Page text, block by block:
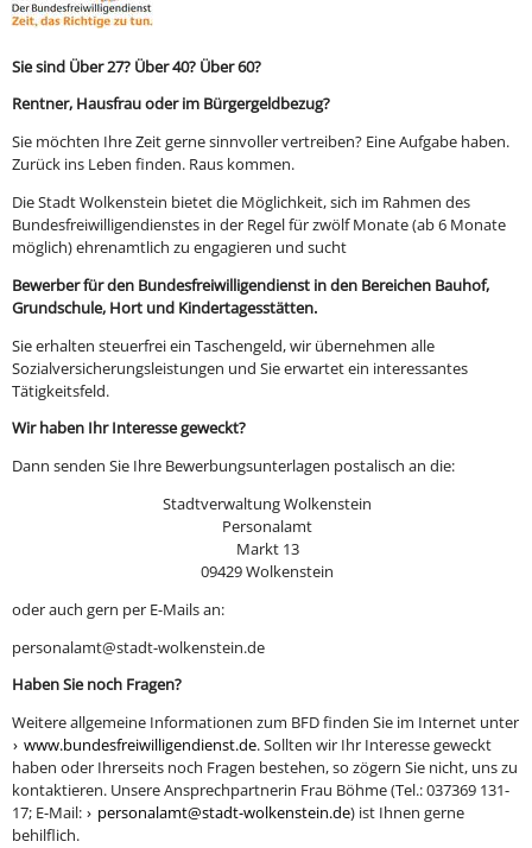
Sie sind Über 27? Über 40? Über 60?
Rentner, Hausfrau oder im Bürgergeldbezug?
Sie möchten Ihre Zeit gerne sinnvoller vertreiben? Eine Aufgabe haben.
Zurück ins Leben finden. Raus kommen.
Die Stadt Wolkenstein bietet die Möglichkeit, sich im Rahmen des
Bundesfreiwilligendienstes in der Regel für zwölf Monate (ab 6 Monate
möglich) ehrenamtlich zu engagieren und sucht
Bewerber für den Bundesfreiwilligendienst in den Bereichen Bauhof,
Grundschule, Hort und Kindertagesstätten.
Sie erhalten steuerfrei ein Taschengeld, wir übernehmen alle
Sozialversicherungsleistungen und Sie erwartet ein interessantes
Tätigkeitsfeld.
Wir haben Ihr Interesse geweckt?
Dann senden Sie Ihre Bewerbungsunterlagen postalisch an die:
Stadtverwaltung Wolkenstein
Personalamt
Markt 13
09429 Wolkenstein
oder auch gern per E-Mails an:
personalamt@stadt-wolkenstein.de
Haben Sie noch Fragen?
Weitere allgemeine Informationen zum BFD finden Sie im Internet unter
www.bundesfreiwilligendienst.de. Sollten wir Ihr Interesse geweckt
haben oder Ihrerseits noch Fragen bestehen, so zögern Sie nicht, uns zu
kontaktieren. Unsere Ansprechpartnerin Frau Böhme (Tel.: 037369 131-
17; E-Mail:
personalamt@stadt-wolkenstein.de) ist Ihnen gerne
behilflich.